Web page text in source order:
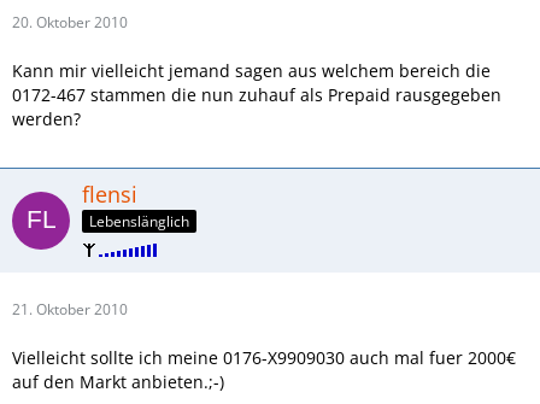
20. Oktober 2010
Kann mir vielleicht jemand sagen aus welchem bereich die
0172-467 stammen die nun zuhauf als Prepaid rausgegeben
werden?
flensi
Lebenslänglich
21. Oktober 2010
Vielleicht sollte ich meine 0176-X9909030 auch mal fuer 2000€
auf den Markt anbieten.;-)